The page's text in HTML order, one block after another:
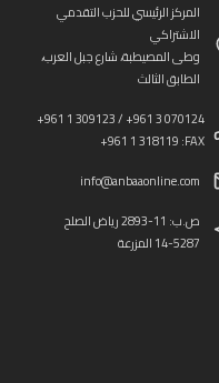
المركز الرئيسي للحزب التقدمي
الاشتراكي
وطى المصيطبة، شارع جبل العرب،
الطابق الثالث
+961 1 309123 / +961 3 070124
+961 1 318119 :FAX
info@anbaaonline.com
ص.ب: 11-2893 رياض الصلح
14-5287 المزرعة